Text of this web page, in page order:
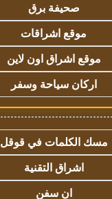
صحيفة برق
موقع اشراقات
موقع اشراق اون لاين
اركان سياحة وسفر
مسك الكلمات في قوقل
اشراق التقنية
ان سفن